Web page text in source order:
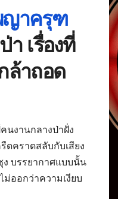
าครุฑ
เรื่องที่
ล้าถอด
นงานกลางป่าฝั่ง
ดคราดสลับกับเสียง
บรรยากาศแบบนั้น
ม่ออกว่าความเงียบ